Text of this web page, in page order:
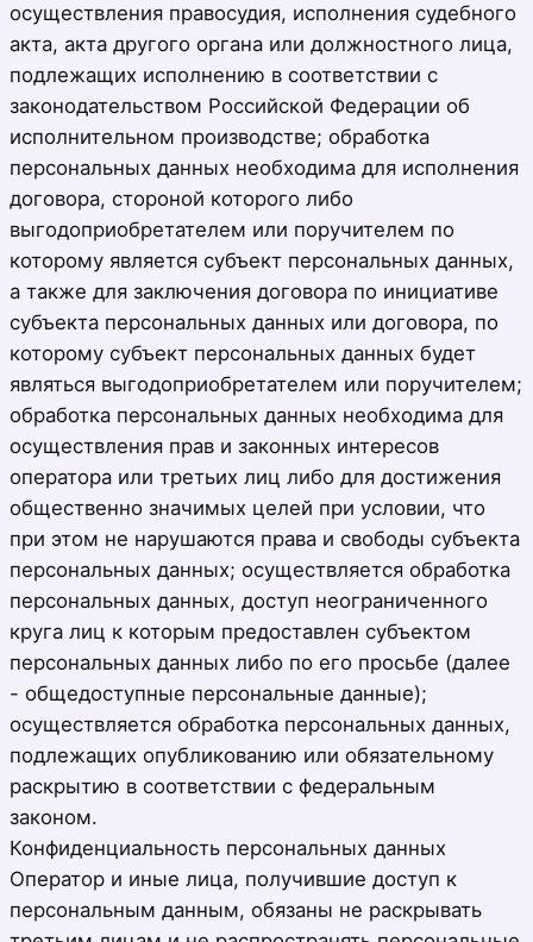
осуществления правосудия, исполнения судебного
акта, акта другого органа или должностного лица,
подлежащих исполнению в соответствии с
законодательством Российской Федерации об
исполнительном производстве; обработка
персональных данных необходима для исполнения
договора, стороной которого либо
выгодоприобретателем или поручителем по
которому является субъект персональных данных,
а также для заключения договора по инициативе
субъекта персональных данных или договора, по
которому субъект персональных данных будет
являться выгодоприобретателем или поручителем;
обработка персональных данных необходима для
осуществления прав и законных интересов
оператора или третьих лиц либо для достижения
общественно значимых целей при условии, что
при этом не нарушаются права и свободы субъекта
персональных данных; осуществляется обработка
персональных данных, доступ неограниченного
круга лиц к которым предоставлен субъектом
персональных данных либо по его просьбе (далее
- общедоступные персональные данные);
осуществляется обработка персональных данных,
подлежащих опубликованию или обязательному
раскрытию в соответствии с федеральным
законом.
Конфиденциальность персональных данных
Оператор и иные лица, получившие доступ к
персональным данным, обязаны не раскрывать